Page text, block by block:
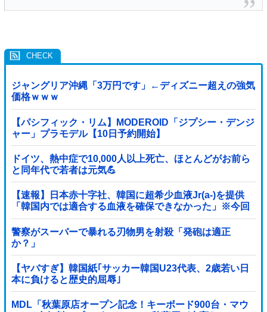
ジャングリア沖縄「3万円です」←ディズニー超えの強気
価格ｗｗｗ
【パシフィック・リム】MODEROID「ジプシー・デンジ
ャー」プラモデル【10日予約開始】
ドイツ、熱中症で10,000人以上死亡、ほとんどがお前ら
と同年代で若者は元気💪
【速報】日本赤十字社、韓国に超希少血液Jr(a-)を提供
「韓国内では適合する血液を確保できなかった」※今回
で4回目
警察がスーパーで暴れる刃物男を射殺「発砲は適正
か？」
【ヤバすぎ】韓国紙｢サッカー韓国U23代表、2歳若い日
本に負けると歴史的屈辱｣
MDL「秋葉原店オープン記念！キーボード900台・マウ